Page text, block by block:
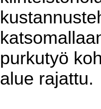
purkutyö
alue rajattu.